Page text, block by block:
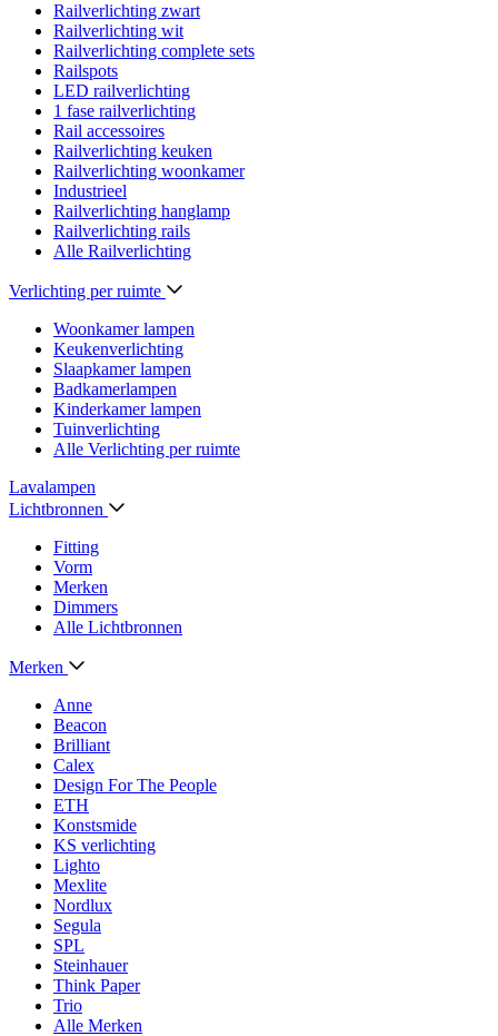
Railverlichting zwart
Railverlichting wit
Railverlichting complete sets
Railspots
LED railverlichting
1 fase railverlichting
Rail accessoires
Railverlichting keuken
Railverlichting woonkamer
Industrieel
Railverlichting hanglamp
Railverlichting rails
Alle Railverlichting
Verlichting per ruimte
Woonkamer lampen
Keukenverlichting
Slaapkamer lampen
Badkamerlampen
Kinderkamer lampen
Tuinverlichting
Alle Verlichting per ruimte
Lavalampen
Lichtbronnen
Fitting
Vorm
Merken
Dimmers
Alle Lichtbronnen
Merken
Anne
Beacon
Brilliant
Calex
Design For The People
ETH
Konstsmide
KS verlichting
Lighto
Mexlite
Nordlux
Segula
SPL
Steinhauer
Think Paper
Trio
Alle Merken